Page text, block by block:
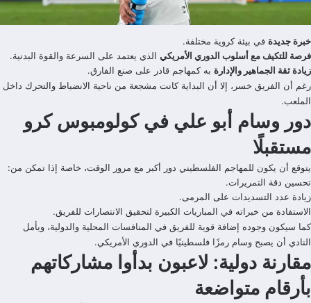
خبرة جديدة في بيئة كروية مختلفة.
فرصة للتكيف مع أسلوب الدوري الأمريكي الذي يعتمد على السرعة والقوة البدنية.
زيادة ثقة الجماهير والإدارة به كمهاجم قادر على صنع الفارق.
رغم أن الفريق خسر، إلا أن البداية كانت مشجعة من ناحية الانضباط والتحرك داخل
الملعب.
دور وسام أبو علي في كولومبوس كرو
مستقبلًا
يتوقع أن يكون للمهاجم الفلسطيني دور أكبر مع مرور الوقت، خاصة إذا تمكن من:
تحسين دقة التمريرات.
زيادة عدد التسديدات على المرمى.
الاستفادة من خبراته في المباريات الكبيرة لتحقيق الانتصارات للفريق.
كما سيكون وجوده إضافة قوية للفريق في المنافسات المحلية والدولية، ويأمل
النادي أن يصبح وسام رمزًا فلسطينيًا في الدوري الأمريكي.
مقارنة دولية: لاعبون بدأوا مشاركاتهم
بأرقام متواضعة